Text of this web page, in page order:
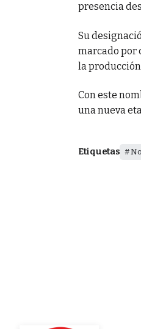
presencia
Su
marcado por
la
Con este
una nueva
Etiquetas